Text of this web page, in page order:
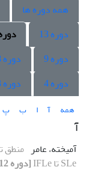
همه دوره ها
دوره 13
دوره
دوره 9
دوره 8
دوره 4
دوره 3
همه آ ا ب پ
آ
آمیخته، عامر
SLe تا IFLe
[دوره 12، شماره 1، 1400، صفحه 1-24]